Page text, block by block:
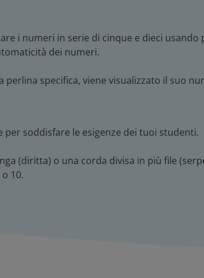
i numeri in serie di cinque e dieci
dei numeri.
specifica, viene visualizzato il suo
soddisfare le esigenze dei tuoi studenti.
(diritta) o una corda divisa in più file
10.